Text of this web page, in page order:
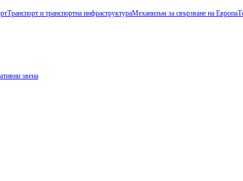
Транспорт и транспортна инфраструктураМеханизъм за свързване на Европа
звена